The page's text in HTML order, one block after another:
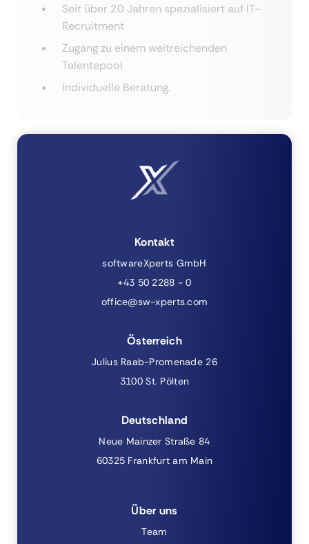
Seit über 20 Jahren spezialisiert auf IT-
Recruitment
Zugang zu einem weitreichenden
Talentepool
Individuelle Beratung.
Kontakt
softwareXperts GmbH
+43 50 2288 - 0
office@sw-xperts.com
Österreich
Julius Raab-Promenade 26
3100 St. Pölten
Deutschland
Neue Mainzer Straße 84
60325 Frankfurt am Main
Über uns
Team